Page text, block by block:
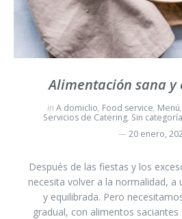
Alimentación sana
inA domiclio, Food service, Menú,
Servicios de Catering, Sin categoría
20 enero,
Después de las fiestas y los
necesita volver a la normalidad, a
y equilibrada. Pero
gradual, con alimentos